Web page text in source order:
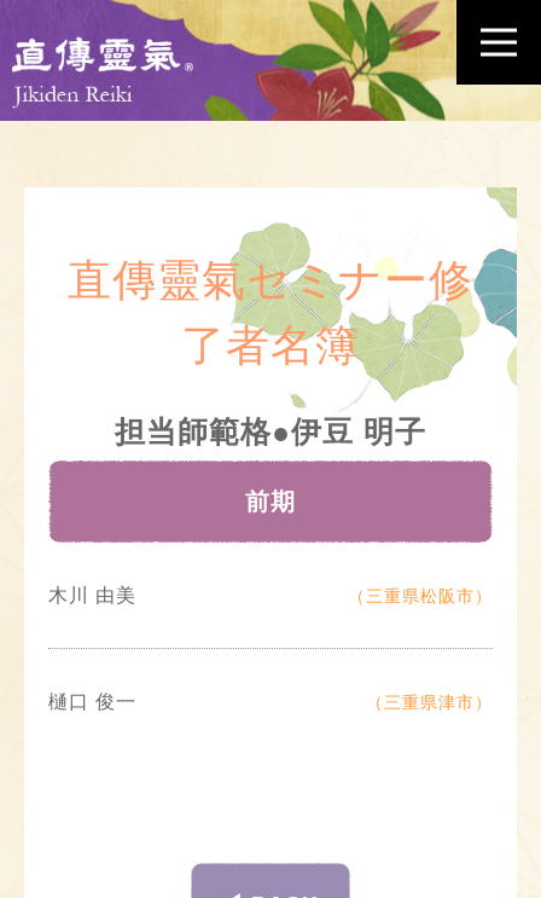
直傳靈氣セミナー修
了者名簿
担当師範格●伊豆 明子
前期
木川 由美 （三重県松阪市）
樋口 俊一 （三重県津市）